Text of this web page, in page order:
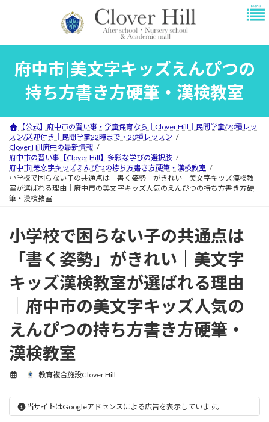
府中市|美文字キッズえんぴつの
持ち方書き方硬筆・漢検教室
【公式】府中市の習い事・学童保育なら｜Clover Hill｜民間学童/20種レッ
スン/送迎付き｜民間学童22時まで・20種レッスン
Clover Hill府中の最新情報
府中市の習い事【Clover Hill】多彩な学びの選択肢
府中市|美文字キッズえんぴつの持ち方書き方硬筆・漢検教室
小学校で困らない子の共通点は「書く姿勢」がきれい｜美文字キッズ漢検教
室が選ばれる理由｜府中市の美文字キッズ人気のえんぴつの持ち方書き方硬
筆・漢検教室
小学校で困らない子の共通点は
「書く姿勢」がきれい｜美文字
キッズ漢検教室が選ばれる理由
｜府中市の美文字キッズ人気の
えんぴつの持ち方書き方硬筆・
漢検教室
教育複合施設Clover Hill
当サイトはGoogleアドセンスによる広告を表示しています。